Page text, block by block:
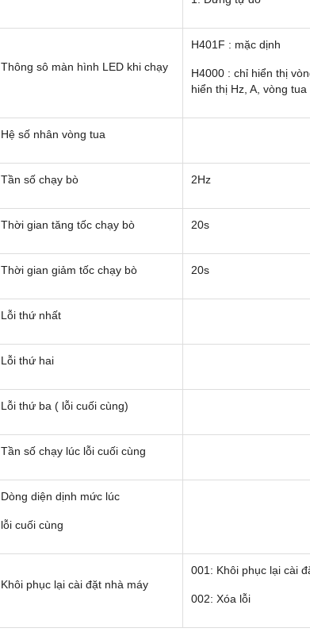
Thông sô màn hình LED khi chạy
H401F : mặc dịnh
H4000 : chỉ hiển thị
hiển thị Hz, A, vòng tua
Hệ số nhân vòng tua
Tần số chạy bò 2Hz
Thời gian tăng tốc chạy bò 20s
Thời gian giảm tốc chạy bò 20s
Lỗi thứ nhất
Lỗi thứ hai
Lỗi thứ ba ( lỗi cuối cùng)
Tần số chạy lúc lỗi cuối cùng
Dòng diện dịnh mức lúc
lỗi cuối cùng
Khôi phục lại cài đặt nhà máy
001: Khôi phục lại cài
002: Xóa lỗi